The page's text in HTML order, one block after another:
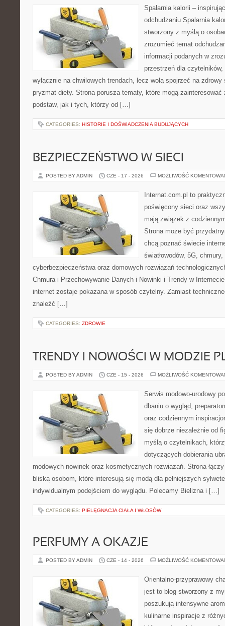
Spalarnia kalorii –
odchudzaniu Spalarnia
stworzony z myślą o
zrozumieć temat
informacji podanych w
przestrzeń dla
wyłącznie na chwilowych trendach, lecz wolą spojrzeć na
pryzmat diety. Strona porusza tematy, które mogą
podstaw, jak i tych, którzy od […]
CATEGORIES: HISTORIE I DOŚWIADCZENIA BUDUJĄCYCH
BEZPIECZEŃSTWO W SIECI
POSTED BY ADMIN CZE - 17 - 2026 MOŻLIWOŚĆ
Internat.com.pl to
poświęcony sieci oraz
mają związek z
Strona może być
chcą poznać świecie
światłowodów, 5G,
cyberbezpieczeństwa oraz domowych rozwiązań
Chmura i Przechowywanie Danych i Nowinki i Trendy w
internet zostaje pokazana w sposób czytelny. Zamiast
znaleźć […]
CATEGORIES: ZDROWIE
TRENDY I NOWOŚCI W MODZIE
POSTED BY ADMIN CZE - 15 - 2026 MOŻLIWOŚĆ
Serwis modowo-urodowy
dbaniu o wygląd,
oraz codziennym
się dobrze niezależnie od
myślą o czytelnikach,
dotyczących dobierania
modowych nowinek oraz kosmetycznych rozwiązań. Strona
bliską osobom, które interesują się modą dla pełniejszych
indywidualnym podejściem do wyglądu. Polecamy Bielizna i […]
CATEGORIES: PIELĘGNACJA CIAŁA I WŁOSÓW
PERFUMY A OKAZJE
POSTED BY ADMIN CZE - 14 - 2026 MOŻLIWOŚĆ
Orientalno-przyprawowy
jest to blog stworzony z
poszukują intensywne
kulinarne inspiracje z